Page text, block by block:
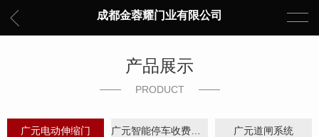
成都金蓉耀门业有限公司
产品展示
PRODUCT
广元电动伸缩门 广元智能停车收费系统 广元道闸系统